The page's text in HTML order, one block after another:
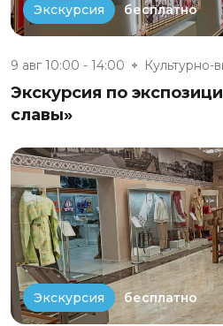
Экскурсия бесплатно
9 авг 10:00 - 14:00 Культурно-
Экскурсия по
славы»
Экскурсия бесплатно